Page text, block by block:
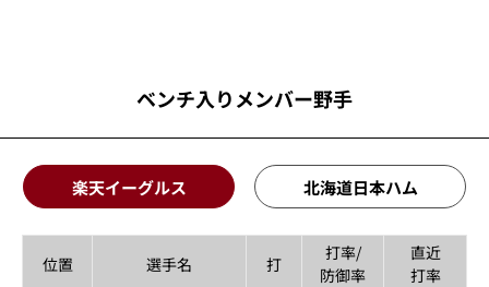
ベンチ入りメンバー野手
楽天イーグルス 北海道日本ハム
位置 選手名 打
打率/
防御率
直近
打率